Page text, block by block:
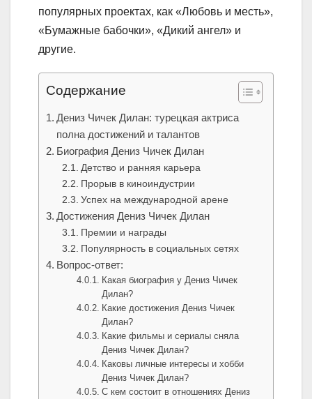
популярных проектах, как «Любовь и месть»,
«Бумажные бабочки», «Дикий ангел» и
другие.
Содержание
Дениз Чичек Дилан: турецкая актриса
полна достижений и талантов
Биография Дениз Чичек Дилан
Детство и ранняя карьера
Прорыв в киноиндустрии
Успех на международной арене
Достижения Дениз Чичек Дилан
Премии и награды
Популярность в социальных сетях
Вопрос-ответ:
Какая биография у Дениз Чичек
Дилан?
Какие достижения Дениз Чичек
Дилан?
Какие фильмы и сериалы сняла
Дениз Чичек Дилан?
Каковы личные интересы и хобби
Дениз Чичек Дилан?
С кем состоит в отношениях Дениз